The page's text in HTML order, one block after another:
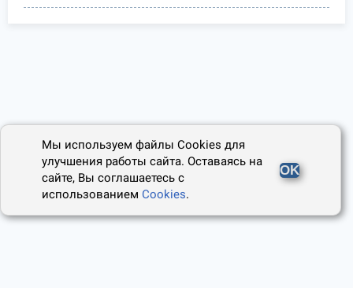
Мы используем файлы Cookies для
улучшения работы сайта. Оставаясь на
сайте, Вы соглашаетесь с
использованиемCookies.
OK